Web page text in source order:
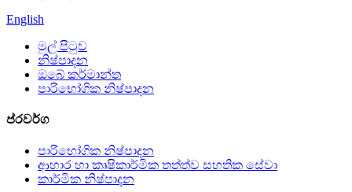
English
මුල් පිටුව
නිෂ්පාදන
ඔබේ කර්මාන්ත
පාරිභෝගික නිෂ්පාදන
ප්රවර්ග
පාරිභෝගික නිෂ්පාදන
ආහාර හා කෘෂිකාර්මික තත්ත්ව සහතික සේවා
කාර්මික නිෂ්පාදන